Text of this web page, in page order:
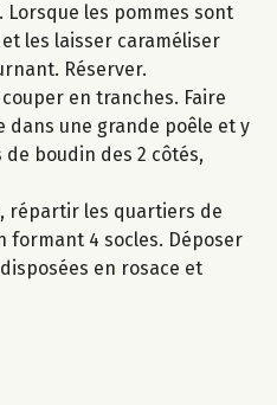
les pommes sont
les laisser caraméliser
Réserver.
en tranches. Faire
dans une grande poêle et y
boudin des 2 côtés,
répartir les quartiers de
formant 4 socles. Déposer
en rosace et